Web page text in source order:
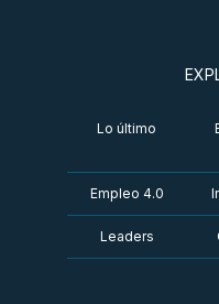
Lo último
Empleo 4.0
Leaders